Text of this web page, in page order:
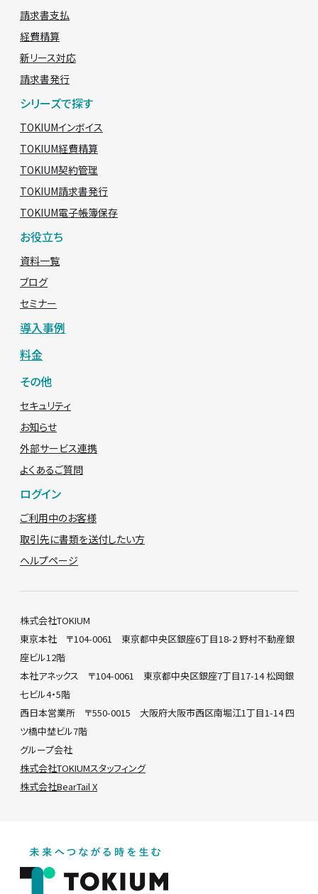
請求書支払
経費精算
新リース対応
請求書発行
シリーズで探す
TOKIUMインボイス
TOKIUM経費精算
TOKIUM契約管理
TOKIUM請求書発行
TOKIUM電子帳簿保存
お役立ち
資料一覧
ブログ
セミナー
導入事例
料金
その他
セキュリティ
お知らせ
外部サービス連携
よくあるご質問
ログイン
ご利用中のお客様
取引先に書類を送付したい方
ヘルプページ
株式会社TOKIUM
東京本社 〒104-0061 東京都中央区銀座6丁目18-2 野村不動産銀
座ビル12階
本社アネックス 〒104-0061 東京都中央区銀座7丁目17-14 松岡銀
七ビル4・5階
西日本営業所 〒550-0015 大阪府大阪市西区南堀江1丁目1-14 四
ツ橋中埜ビル7階
グループ会社
株式会社TOKIUMスタッフィング
株式会社BearTail X